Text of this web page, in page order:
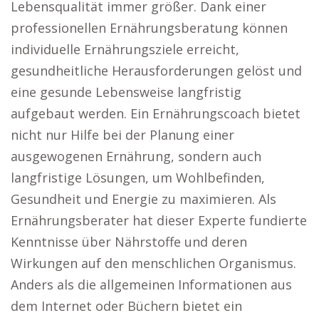
Lebensqualität immer größer. Dank einer
professionellen Ernährungsberatung können
individuelle Ernährungsziele erreicht,
gesundheitliche Herausforderungen gelöst und
eine gesunde Lebensweise langfristig
aufgebaut werden. Ein Ernährungscoach bietet
nicht nur Hilfe bei der Planung einer
ausgewogenen Ernährung, sondern auch
langfristige Lösungen, um Wohlbefinden,
Gesundheit und Energie zu maximieren. Als
Ernährungsberater hat dieser Experte fundierte
Kenntnisse über Nährstoffe und deren
Wirkungen auf den menschlichen Organismus.
Anders als die allgemeinen Informationen aus
dem Internet oder Büchern bietet ein